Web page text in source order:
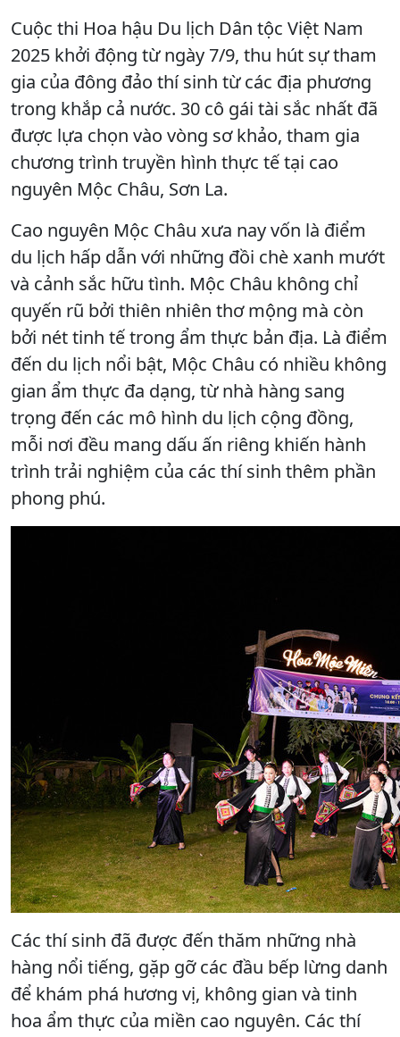
Cuộc thi Hoa hậu Du lịch Dân tộc Việt Nam
2025 khởi động từ ngày 7/9, thu hút sự tham
gia của đông đảo thí sinh từ các địa phương
trong khắp cả nước. 30 cô gái tài sắc nhất đã
được lựa chọn vào vòng sơ khảo, tham gia
chương trình truyền hình thực tế tại cao
nguyên Mộc Châu, Sơn La.
Cao nguyên Mộc Châu xưa nay vốn là điểm
du lịch hấp dẫn với những đồi chè xanh mướt
và cảnh sắc hữu tình. Mộc Châu không chỉ
quyến rũ bởi thiên nhiên thơ mộng mà còn
bởi nét tinh tế trong ẩm thực bản địa. Là điểm
đến du lịch nổi bật, Mộc Châu có nhiều không
gian ẩm thực đa dạng, từ nhà hàng sang
trọng đến các mô hình du lịch cộng đồng,
mỗi nơi đều mang dấu ấn riêng khiến hành
trình trải nghiệm của các thí sinh thêm phần
phong phú.
Các thí sinh đã được đến thăm những nhà
hàng nổi tiếng, gặp gỡ các đầu bếp lừng danh
để khám phá hương vị, không gian và tinh
hoa ẩm thực của miền cao nguyên. Các thí